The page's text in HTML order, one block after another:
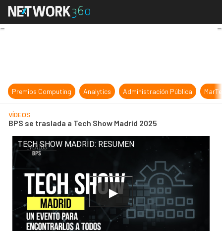
BPS se traslada a Tech Show
Premios Computing Analytics Administración Pública
VÍDEOS
BPS se traslada a Tech Show Madrid 2025
TECH SHOW MADRID: RESUMEN